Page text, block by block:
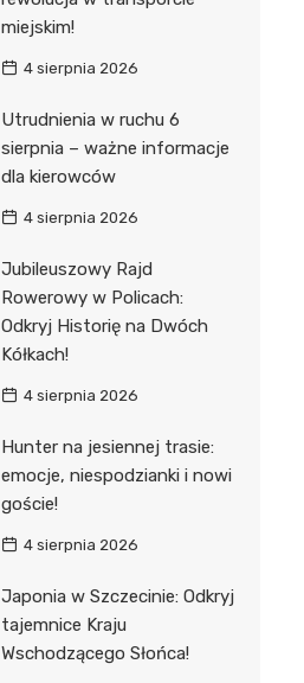
miejskim!
4 sierpnia 2026
Utrudnienia w ruchu 6
sierpnia – ważne informacje
dla kierowców
4 sierpnia 2026
Jubileuszowy Rajd
Rowerowy w Policach:
Odkryj Historię na Dwóch
Kółkach!
4 sierpnia 2026
Hunter na jesiennej trasie:
emocje, niespodzianki i nowi
goście!
4 sierpnia 2026
Japonia w Szczecinie: Odkryj
tajemnice Kraju
Wschodzącego Słońca!